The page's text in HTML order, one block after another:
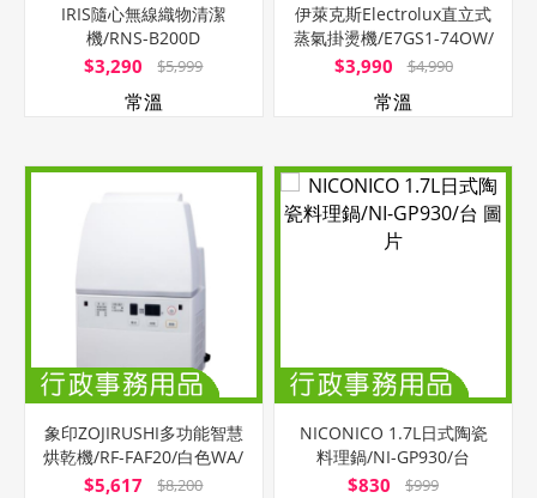
IRIS隨心無線織物清潔
機/RNS-B200D
$3,290 $5,999
常溫
伊萊克斯Electrolux直立式
蒸氣掛燙機/E7GS1-74OW/
燕麥
$3,990 $4,990
常溫
象印ZOJIRUSHI多功能智慧
烘乾機/RF-FAF20/白色WA/
台
$5,617 $8,200
NICONICO 1.7L日式陶瓷
料理鍋/NI-GP930/台
$830 $999